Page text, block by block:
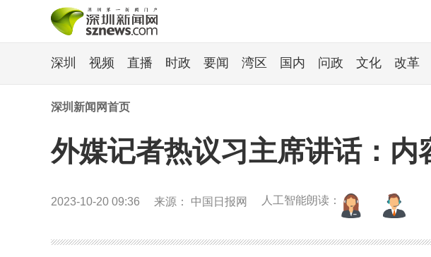
深圳 视频 直播 时政 要闻 湾区 国内 问政 文化 改革
深圳新闻网首页
外媒记者热议习主席讲话：内
2023-10-20 09:36 来源： 中国日报网 人工智能朗读：